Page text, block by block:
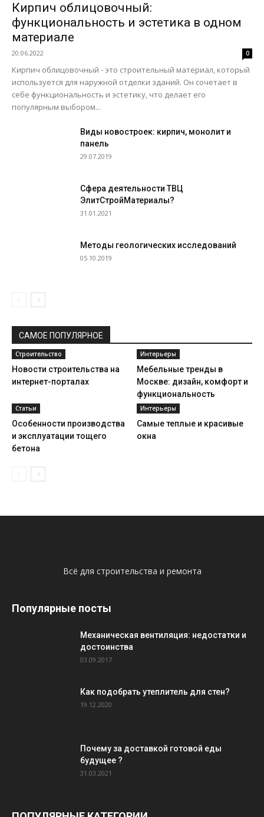
Кирпич облицовочный:
функциональность и эстетика в одном
материале
20.06.2022 0
Кирпич облицовочный - это строительный материал, который
используется для наружной отделки зданий. Он сочетает в
себе функциональность и эстетику, что делает его
популярным выбором...
Виды новостроек: кирпич, монолит и
панель
29.07.2019
Сфера деятельности ТВЦ
ЭлитСтройМатериалы?
31.01.2021
Методы геологических исследований
05.10.2019
САМОЕ ПОПУЛЯРНОЕ
Строительство
Новости строительства на
интернет-порталах
Интерьеры
Мебельные тренды в
Москве: дизайн, комфорт и
функциональность
Статьи
Особенности производства
и эксплуатации тощего
бетона
Интерьеры
Самые теплые и красивые
окна
Всё для строительства и ремонта
Популярные посты
Механическая вентиляция: недостатки и
достоинства
03.09.2017
Как подобрать утеплитель для стен?
19.12.2020
Почему за доставкой готовой еды
будущее ?
31.03.2021